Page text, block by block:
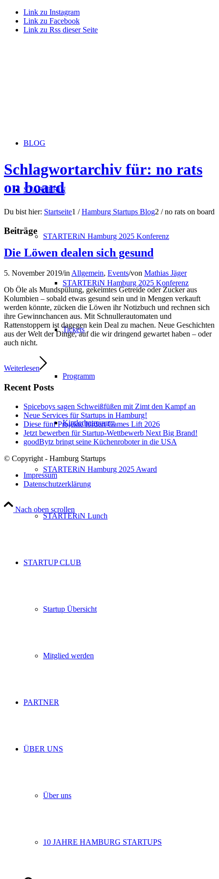
Link zu Instagram
Link zu Facebook
Link zu Rss dieser Seite
BLOG
STARTERiN
STARTERiN Hamburg 2025 Konferenz
STARTERiN Hamburg 2025 Konferenz
Tickets
Programm
Kinderbetreuung
STARTERiN Hamburg 2025 Award
STARTERiN Lunch
STARTUP CLUB
Startup Übersicht
Mitglied werden
PARTNER
ÜBER UNS
Über uns
10 JAHRE HAMBURG STARTUPS
Schlagwortarchiv für: no rats
on board
Du bist hier: Startseite1 / Hamburg Startups Blog2 / no rats on board
Beiträge
Die Löwen dealen sich gesund
5. November 2019/inAllgemein, Events/von Mathias Jäger
Ob Öle als Mundspülung, gekeimtes Getreide oder Zucker aus
Kolumbien – sobald etwas gesund sein und in Mengen verkauft
werden könnte, zücken die Löwen ihr Notizbuch und rechnen sich
ihre Gewinnchancen aus. Mit Schnullerautomaten und
Rattenstoppern ist dagegen kein Deal zu machen. Neue Geschichten
aus der Welt der Dinge, auf die wir dringend gewartet haben – oder
auch nicht.
Weiterlesen
Recent Posts
Spiceboys sagen Schweißfüßen mit Zimt den Kampf an
Neue Services für Startups in Hamburg!
Diese fünf Projekte fördert Games Lift 2026
Jetzt bewerben für Startup-Wettbewerb Next Big Brand!
goodBytz bringt seine Küchenroboter in die USA
© Copyright - Hamburg Startups
Impressum
Datenschutzerklärung
Nach oben scrollen